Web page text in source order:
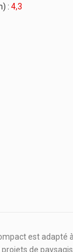
: 4,3
est adapté
projets de